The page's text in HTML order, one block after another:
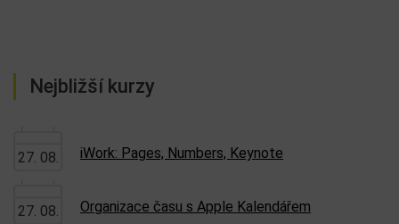
Nejbližší kurzy
27. 08. iWork: Pages, Numbers, Keynote
27. 08. Organizace času s Apple Kalendářem